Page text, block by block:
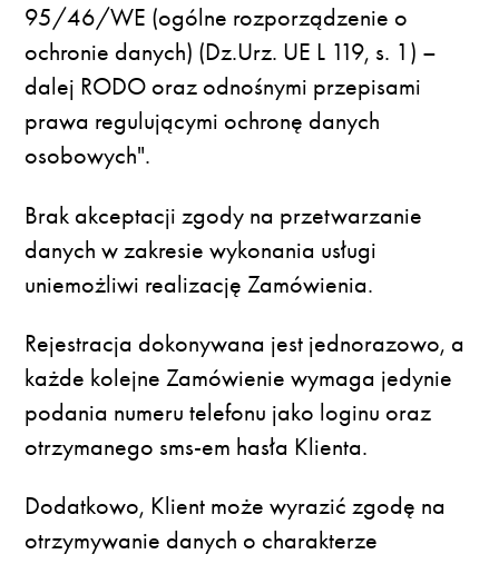
95/46/WE (ogólne rozporządzenie o
ochronie danych) (Dz.Urz. UE L 119, s. 1) –
dalej RODO oraz odnośnymi przepisami
prawa regulującymi ochronę danych
osobowych".
Brak akceptacji zgody na przetwarzanie
danych w zakresie wykonania usługi
uniemożliwi realizację Zamówienia.
Rejestracja dokonywana jest jednorazowo, a
każde kolejne Zamówienie wymaga jedynie
podania numeru telefonu jako loginu oraz
otrzymanego sms-em hasła Klienta.
Dodatkowo, Klient może wyrazić zgodę na
otrzymywanie danych o charakterze